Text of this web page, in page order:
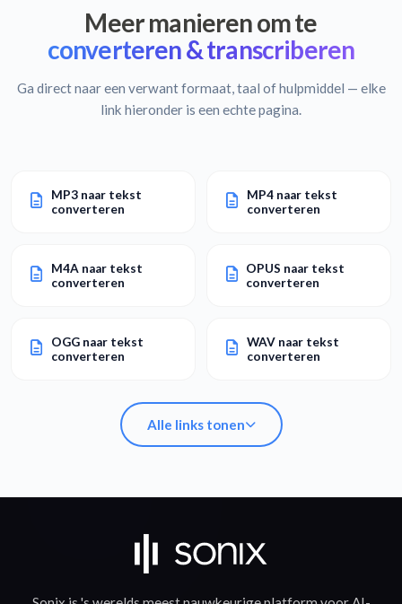
Meer manieren om te
converteren & transcriberen
Ga direct naar een verwant formaat, taal of hulpmiddel — elke
link hieronder is een echte pagina.
MP3 naar tekst
converteren
MP4 naar tekst
converteren
M4A naar tekst
converteren
OPUS naar tekst
converteren
OGG naar tekst
converteren
WAV naar tekst
converteren
Alle links tonen
MP3 naar tekst
MP4 naar tekst
converteren